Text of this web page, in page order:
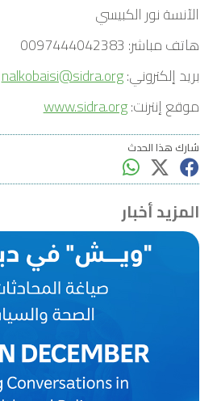
الآنسة نور الكبيسي
هاتف مباشر: 0097444042383
بريد إلكتروني:nalkobaisi@sidra.org
موقع إنترنت:www.sidra.org
شارك هذا الحدث
المزيد أخبار